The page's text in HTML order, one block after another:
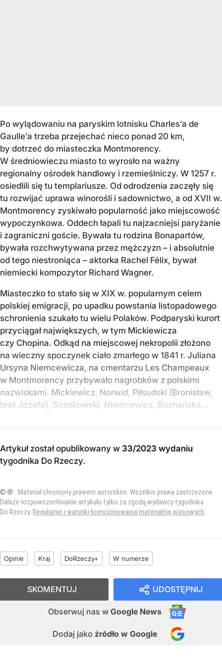
Po wylądowaniu na paryskim lotnisku Charles’a de
Gaulle’a trzeba przejechać nieco ponad 20 km,
by dotrzeć do miasteczka Montmorency.
W średniowieczu miasto to wyrosło na ważny
regionalny ośrodek handlowy i rzemieślniczy. W 1257 r.
osiedlili się tu templariusze. Od odrodzenia zaczęły się
tu rozwijać uprawa winorośli i sadownictwo, a od XVII w.
Montmorency zyskiwało popularność jako miejscowość
wypoczynkowa. Oddech łapali tu najzacniejsi paryżanie
i zagraniczni goście. Bywała tu rodzina Bonapartów,
bywała rozchwytywana przez mężczyzn – i absolutnie
od tego niestroniąca – aktorka Rachel Félix, bywał
niemiecki kompozytor Richard Wagner.
Miasteczko to stało się w XIX w. popularnym celem
polskiej emigracji, po upadku powstania listopadowego
schronienia szukało tu wielu Polaków. Podparyski kurort
przyciągał największych, w tym Mickiewicza
czy Chopina. Odkąd na miejscowej nekropolii złożono
na wieczny spoczynek ciało zmarłego w 1841 r. Juliana
Ursyna Niemcewicza, na cmentarzu Les Champeaux
w Montmorency przybywało nagrobków z polskimi
nazwiskami. Mickiewicz, Norwid, Piłsudski (Bronisław,
brat Józefa), Sosnkowski, Niemcewicz, Boznańska…
Artykuł został opublikowany w 33/2023 wydaniu
tygodnika Do Rzeczy.
© ℗ Materiał chroniony prawem autorskim. Wszelkie prawa zastrzeżone.
Dalsze rozpowszechnianie artykułu tylko za zgodą wydawcy tygodnika
Do Rzeczy. Regulamin i warunki licencjonowania materiałów prasowych
Opinie Kraj DoRzeczy+ W numerze
UDOSTĘPNIJ
Obserwuj nas w Google News
Dodaj jako źródło w Google
SKOMENTUJ